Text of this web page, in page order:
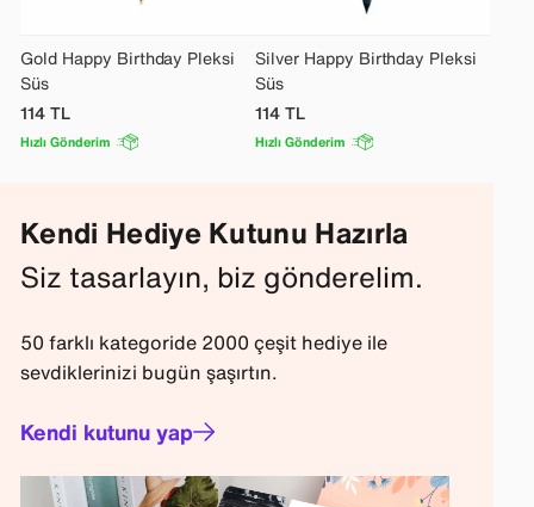
Gold Happy Birthday Pleksi
Süs
114TL
Hızlı Gönderim
Silver Happy Birthday Pleksi
Süs
114TL
Hızlı Gönderim
Kendi Hediye Kutunu Hazırla
Siz tasarlayın, biz gönderelim.
50 farklı kategoride 2000 çeşit hediye ile
sevdiklerinizi bugün şaşırtın.
Kendi kutunu yap